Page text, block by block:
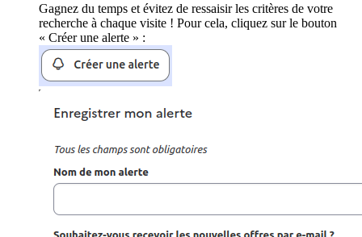
Gagnez du temps et évitez de ressaisir les critères de votre
recherche à chaque visite ! Pour cela, cliquez sur le bouton
« Créer une alerte » :